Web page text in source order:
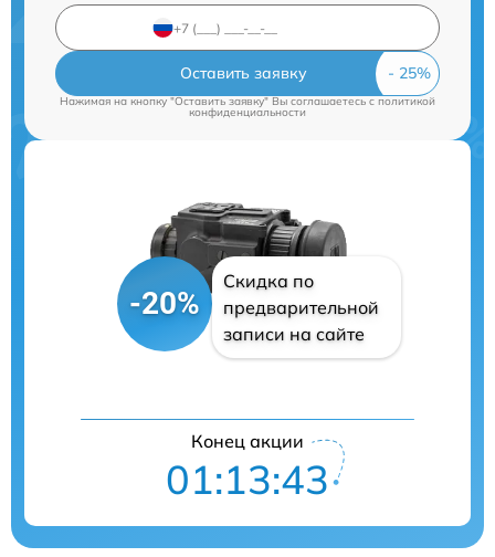
Оставить заявку
Нажимая на кнопку "Оставить заявку" Вы соглашаетесь cполитикой
конфиденциальности
-20%
Скидка по
предварительной
записи на сайте
Конец акции
01:13:42